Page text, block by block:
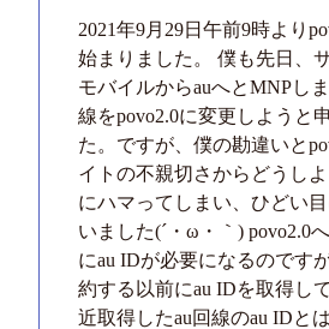
2021年9月29日午前9時より
始まりました。 僕も先日、
モバイルからauへとMNPし
線をpovo2.0に変更しようと
た。ですが、僕の勘違いと
イトの不親切さからどうし
にハマってしまい、ひどい
いました(´・ω・｀) povo2.0
にau IDが必要になるのです
約する以前にau IDを取得し
近取得したau回線のau IDと